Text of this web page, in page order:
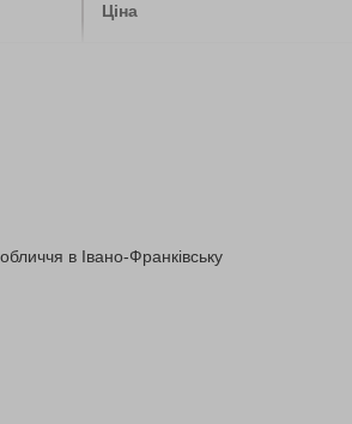
Ціна
1250 грн
в Івано-Франківську